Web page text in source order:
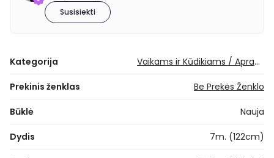
Susisiekti
Kategorija Vaikams ir Kūdikiams / Apranga mergaitėms / Suknelės / Trumpos suknelės
Prekinis ženklas Be Prekės Ženklo
Būklė Nauja
Dydis 7m. (122cm)